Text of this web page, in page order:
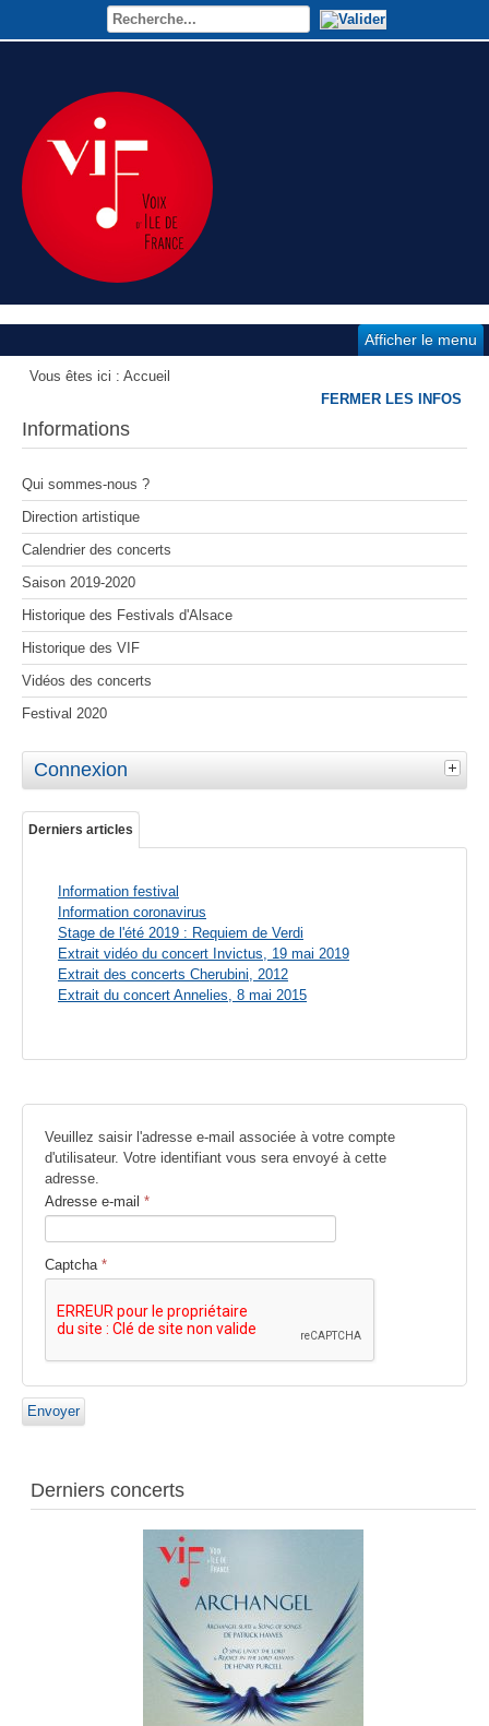
Afficher le menu
Vous êtes ici : Accueil
Informations
Qui sommes-nous ?
Direction artistique
Calendrier des concerts
Saison 2019-2020
Historique des Festivals d'Alsace
Historique des VIF
Vidéos des concerts
Festival 2020
Connexion
Derniers articles
Information festival
Information coronavirus
Stage de l'été 2019 : Requiem de Verdi
Extrait vidéo du concert Invictus, 19 mai 2019
Extrait des concerts Cherubini, 2012
Extrait du concert Annelies, 8 mai 2015
Veuillez saisir l'adresse e-mail associée à votre compte
d'utilisateur. Votre identifiant vous sera envoyé à cette
adresse.
Adresse e-mail *
Captcha*
Envoyer
FERMER LES INFOS
Derniers concerts